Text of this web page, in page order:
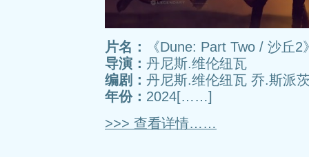
片名：
《Dune: Part Two / 沙丘2
导演： 丹尼斯.维伦纽瓦
编剧： 丹尼斯.维伦纽瓦 乔.斯派
年份： 2024[……]
>>> 查看详情……